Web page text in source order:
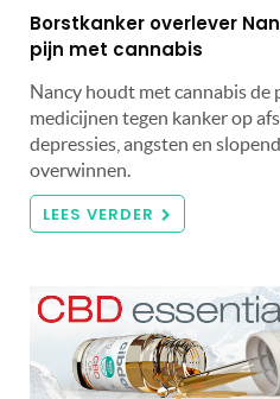
Borstkanker overlever
pijn met cannabis
Nancy houdt met cannabis de
medicijnen tegen kanker op
depressies, angsten en
overwinnen.
LEES VERDER